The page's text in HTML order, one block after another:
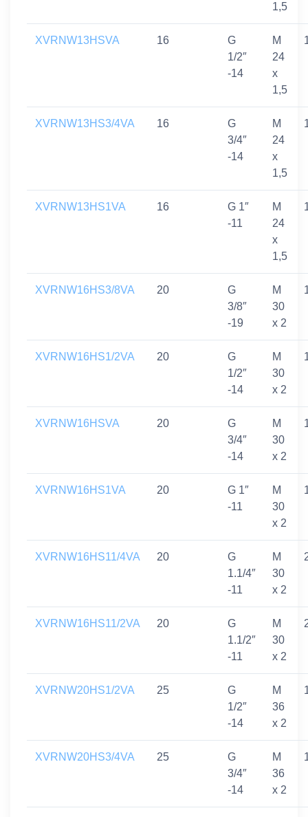
1,5
XVRNW13HSVA 16
G
1/2″
-14
M
24
x
1,5
XVRNW13HS3/4VA 16
G
3/4″
-14
M
24
x
1,5
XVRNW13HS1VA 16
G 1″
-11
M
24
x
1,5
XVRNW16HS3/8VA 20
G
3/8″
-19
M
30
x 2
XVRNW16HS1/2VA 20
G
1/2″
-14
M
30
x 2
XVRNW16HSVA 20
G
3/4″
-14
M
30
x 2
XVRNW16HS1VA 20
G 1″
-11
M
30
x 2
XVRNW16HS11/4VA 20
G
1.1/4″
-11
M
30
x 2
XVRNW16HS11/2VA 20
G
1.1/2″
-11
M
30
x 2
XVRNW20HS1/2VA 25
G
1/2″
-14
M
36
x 2
XVRNW20HS3/4VA 25
G
3/4″
-14
M
36
x 2